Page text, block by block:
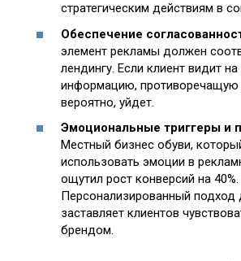
стратегическим действиям в
Обеспечение
элемент рекламы должен
лендингу. Если клиент видит на
информацию, противоречащую
вероятно, уйдет.
Эмоциональные триггеры и
Местный бизнес обуви,
использовать эмоции в
ощутил рост конверсий на 40%.
Персонализированный подход
заставляет клиентов
брендом.